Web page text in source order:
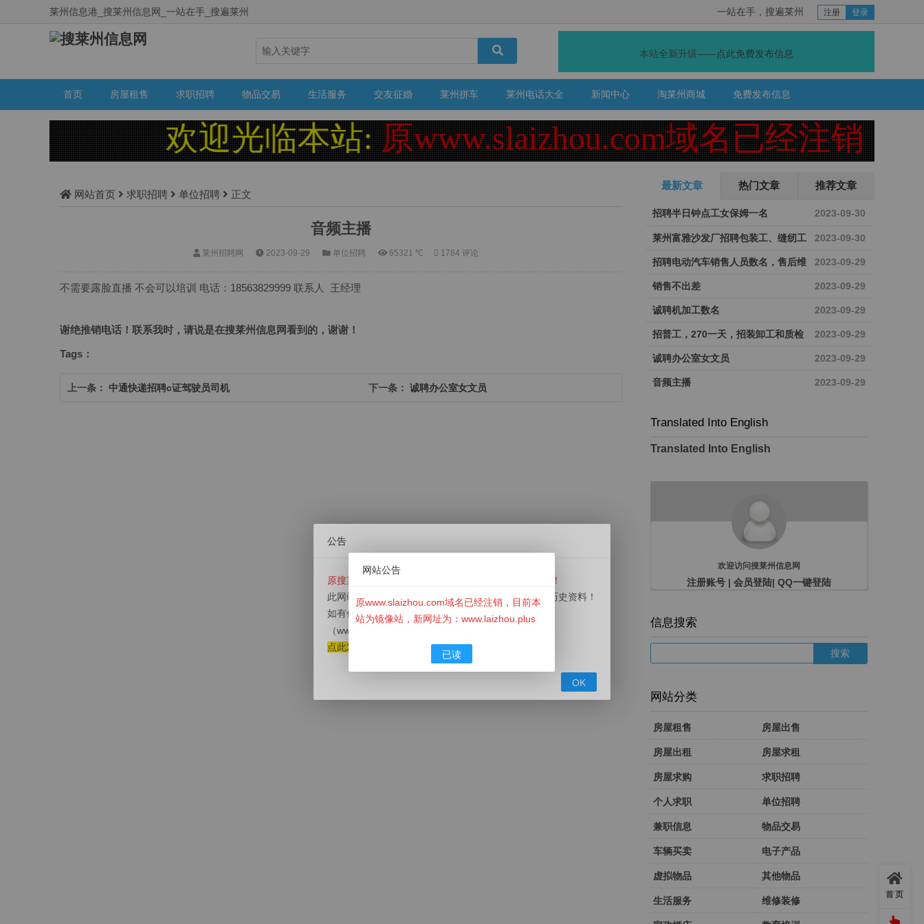
莱州信息港_搜莱州信息网_一站在手_搜遍莱州 一站在手，搜遍莱州 注册 登录
本站全新升级——点此免费发布信息
首页 房屋租售 求职招聘 物品交易 生活服务 交友征婚 莱州拼车 莱州电话大全 新闻中心 淘莱州商城 免费发布信息
欢迎光临本站: 原www.slaizhou.com域名已经注销！ 目
网站首页 求职招聘 单位招聘 正文
音频主播
莱州招聘网 2023-09-29 单位招聘 65321 ℃ 1784 评论
不需要露脸直播 不会可以培训 电话：18563829999 联系人 王经理
谢绝推销电话！联系我时，请说是在搜莱州信息网看到的，谢谢！
Tags：
上一条： 中通快递招聘c证驾驶员司机 下一条：诚聘办公室女文员
最新文章 热门文章 推荐文章
2023-09-30
招聘半日钟点工女保姆一名
2023-09-30
莱州富雅沙发厂招聘包装工、缝纫工
2023-09-29
招聘电动汽车销售人员数名，售后维
修工数名 2023-09-29
销售不出差
2023-09-29
诚聘机加工数名
2023-09-29
招普工，270一天，招装卸工和质检
2023-09-29
诚聘办公室女文员
2023-09-29
音频主播
Translated Into English
Translated Into English
欢迎访问搜莱州信息网
注册账号 | 会员登陆| QQ一键登陆
信息搜索
网站分类
房屋租售 房屋出售
房屋出租 房屋求租
房屋求购 求职招聘
个人求职 单位招聘
兼职信息 物品交易
车辆买卖 电子产品
虚拟物品 其他物品
生活服务 维修装修
首页
公告
原搜莱州信息网（www.slaizhou.com）已经停止运营！
此网站已经下线，本站目前为镜像站，用于用户查询历史资料！
如有信息发布需求请前往新网站
（www.LaiZhou.Plus
点此发布信息
OK
网站公告
原www.slaizhou.com域名已经注销，目前本
站为镜像站，新网址为：www.laizhou.plus
已读